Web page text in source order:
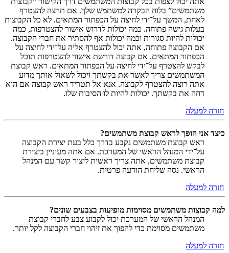
משתמשים” בלוח הבקרה למשתמש שלך. אם תרצה להצטרף
לאחת, המשך על־ידי לחיצה על הכפתור המתאים. לא כל הקבוצות
בעלות גישה פתוחה. כמה יכולות לדרוש אישור להצטרפות, כמה
יכולות להיות סגורות וכמה יכולות אף להסתיר את חברי הקבוצה.
אם הקבוצה פתוחה, אתה יכול להצטרף אליה על־ידי לחיצה על
הכפתור המתאים. אם קבוצה דורשת אישור להצטרפות תוכל
לבקש להצטרף על־ידי לחיצה על הכפתור המתאים. ראש קבוצת
המשתמשים צריך לאשר את בקשתך ויכול לשאול אותך מדוע
אתה רוצה להצטרף לקבוצה. אנא אל תטריד ראש קבוצה אם הוא
דחה את בקשתך. יכולות להיות לו הסיבות שלו.
חזרה למעלה
כיצד אני הופך לראש קבוצת משתמשים?
ראש קבוצת משתמשים נקבע בדרך כלל בעת יצירת הקבוצה
על־ידי המנהל הראשי של המערכת. אם אתה מעוניין ביצירת
קבוצת משתמשים, אתה צריך ראשית ליצור קשר עם המנהל
הראשי. נסה שליחת הודעה פרטית.
חזרה למעלה
למה קבוצות משתמשים מסוימות מופיעות בצבעים שונים?
המנהל הראשי של המערכת יכול לקבוע צבע לחברי קבוצת
משתמשים מסוימת כדי להפוך את זיהוי חברי הקבוצה לקל יותר.
חזרה למעלה